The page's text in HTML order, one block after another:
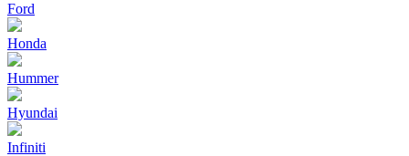
Ford
Honda
Hummer
Hyundai
Infiniti